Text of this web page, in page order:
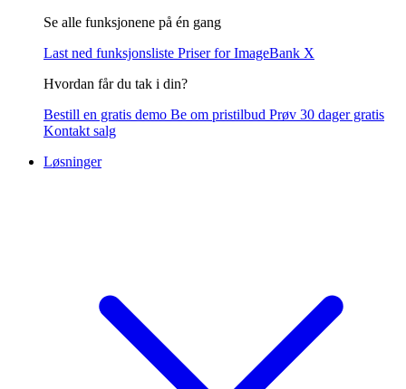
Se alle funksjonene på én gang
Last ned funksjonsliste Priser for ImageBank X
Hvordan får du tak i din?
Bestill en gratis demo Be om pristilbud Prøv 30 dager gratis
Kontakt salg
Løsninger